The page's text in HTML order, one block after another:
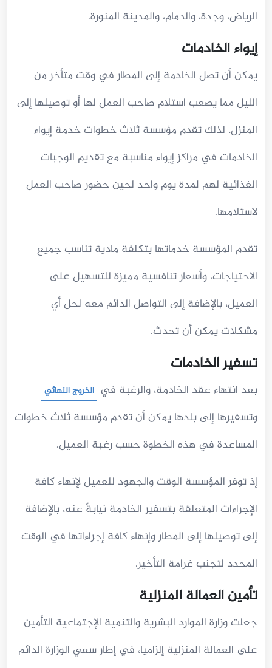
الرياض، وجدة، والدمام، والمدينة المنورة.
إيواء الخادمات
يمكن أن تصل الخادمة إلى المطار في وقت متأخر من
الليل مما يصعب استلام صاحب العمل لها أو توصيلها إلى
المنزل، لذلك تقدم مؤسسة ثلاث خطوات خدمة إيواء
الخادمات في مراكز إيواء مناسبة مع تقديم الوجبات
الغذائية لهم لمدة يوم واحد لحين حضور صاحب العمل
لاستلامها.
تقدم المؤسسة خدماتها بتكلفة مادية تناسب جميع
الاحتياجات، وأسعار تنافسية مميزة للتسهيل على
العميل، بالإضافة إلى التواصل الدائم معه لحل أي
مشكلات يمكن أن تحدث.
تسفير الخادمات
بعد انتهاء عقد الخادمة، والرغبة في الخروج النهائي
وتسفيرها إلى بلدها يمكن أن تقدم مؤسسة ثلاث خطوات
المساعدة في هذه الخطوة حسب رغبة العميل.
إذ توفر المؤسسة الوقت والجهود للعميل لإنهاء كافة
الإجراءات المتعلقة بتسفير الخادمة نيابةً عنه، بالإضافة
إلى توصيلها إلى المطار وإنهاء كافة إجراءاتها في الوقت
المحدد لتجنب غرامة التأخير.
تأمين العمالة المنزلية
جعلت وزارة الموارد البشرية والتنمية الإجتماعية التأمين
على العمالة المنزلية إلزاميا، في إطار سعي الوزارة الدائم